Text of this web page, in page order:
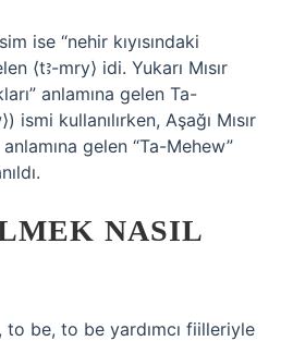
ise “nehir kıyısındaki
⟨tꜣ-mry⟩ idi. Yukarı Mısır
anlamına gelen Ta-
ismi kullanılırken, Aşağı Mısır
gelen “Ta-Mehew”
NASIL
be, to be yardımcı fiilleriyle